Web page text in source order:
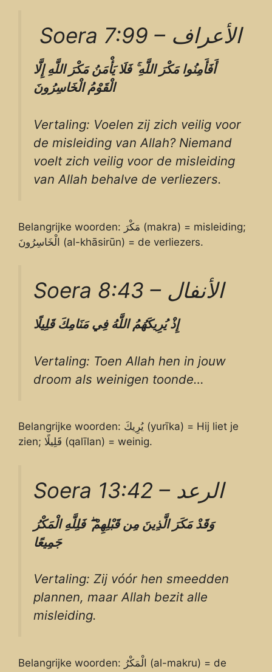
Soera 7:99 – الأعراف
أَفَأَمِنُوا مَكْرَ اللَّهِۚ فَلَايَأْمَنُمَكْرَ اللَّهِإِلَّا
الْقَوْمُالْخَاسِرُونَ
Vertaling: Voelen zij zich veilig voor
de misleiding van Allah? Niemand
voelt zich veilig voor de misleiding
van Allah behalve de verliezers.
Belangrijke woorden: مَكْرَ (makra) = misleiding;
الْخَاسِرُونَ (al-khāsirūn) = de verliezers.
Soera 8:43 – الأنفال
إِذْيُرِيكَهُمُاللَّهُ فِيمَنَامِكَقَلِيلًا
Vertaling: Toen Allah hen in jouw
droom als weinigen toonde…
Belangrijke woorden: يُرِيكَ (yurīka) = Hij liet je
zien; قَلِيلًا (qalīlan) = weinig.
Soera 13:42 – الرعد
وَقَدْمَكَرَ الَّذِينَ مِنقَبْلِهِمْۖ فَلِلَّهِالْمَكْرُ
جَمِيعًا
Vertaling: Zij vóór hen smeedden
plannen, maar Allah bezit alle
misleiding.
Belangrijke woorden: الْمَكْرُ (al-makru) = de